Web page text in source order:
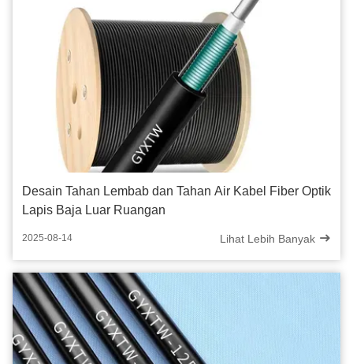
Desain Tahan Lembab dan Tahan Air Kabel Fiber Optik
Lapis Baja Luar Ruangan
2025-08-14 Lihat Lebih Banyak